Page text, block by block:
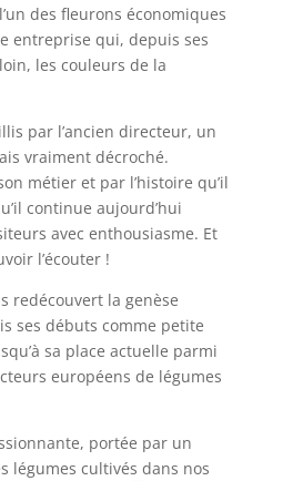
des fleurons économiques
entreprise qui, depuis ses
les couleurs de la
par l’ancien directeur, un
vraiment décroché.
métier et par l’histoire qu’il
continue aujourd’hui
avec enthousiasme. Et
l’écouter !
redécouvert la genèse
ses débuts comme petite
sa place actuelle parmi
européens de légumes
portée par un
légumes cultivés dans nos